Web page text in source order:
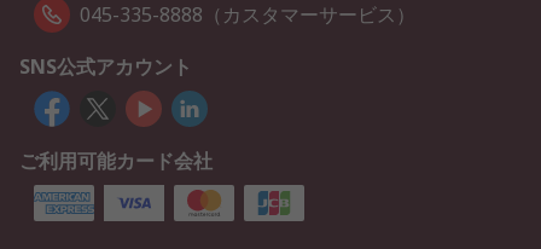
045-335-8888（カスタマーサービス）
SNS公式アカウント
ご利用可能カード会社